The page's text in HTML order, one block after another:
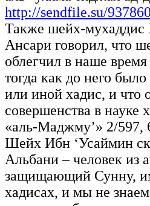
http://sendfile.su/937860
Также шейх-мухаддис
Ансари говорил, что
облегчил в наше
тогда как до него
или иной хадис, и что
совершенства в науке
«аль-Маджму’» 2/597,
Шейх Ибн ‘Усаймин
Альбани – человек из
защищающий Сунну,
хадисах, и мы не